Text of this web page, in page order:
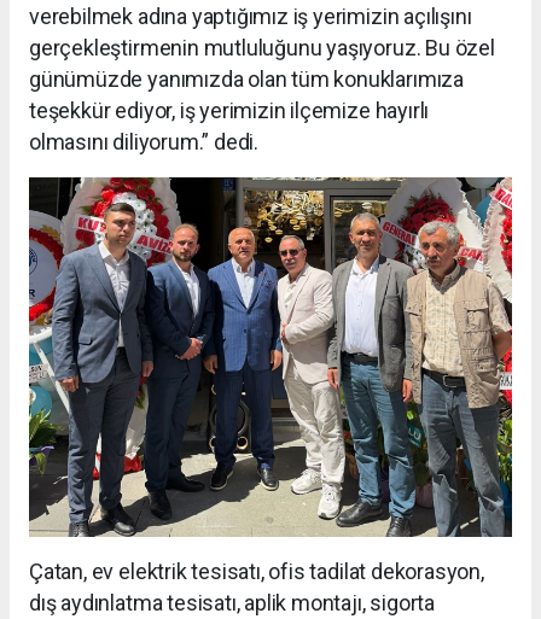
verebilmek adına yaptığımız iş yerimizin açılışını
gerçekleştirmenin mutluluğunu yaşıyoruz. Bu özel
günümüzde yanımızda olan tüm konuklarımıza
teşekkür ediyor, iş yerimizin ilçemize hayırlı
olmasını diliyorum.” dedi.
Çatan, ev elektrik tesisatı, ofis tadilat dekorasyon,
dış aydınlatma tesisatı, aplik montajı, sigorta